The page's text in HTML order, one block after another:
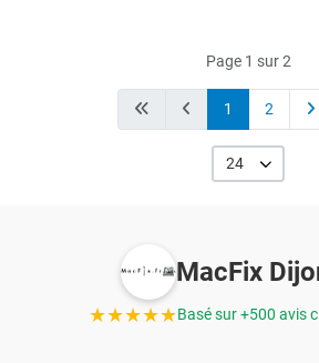
Page 1 sur 2
1 2
24
MacFix
★★★★★Basé sur +500 avis